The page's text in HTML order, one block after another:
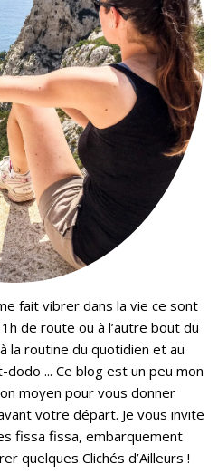
fait vibrer dans la vie ce sont
de route ou à l’autre bout du
la routine du quotidien et au
... Ce blog est un peu mon
moyen pour vous donner
votre départ. Je vous invite
fissa fissa, embarquement
quelques Clichés d’Ailleurs !